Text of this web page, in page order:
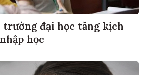
đại học tăng kịch
học